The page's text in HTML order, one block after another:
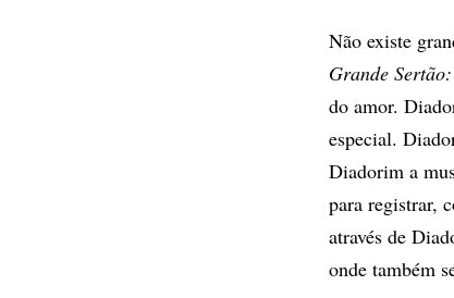
Não existe
Grande
do amor.
especial.
Diadorim a
para registrar,
através de
onde também